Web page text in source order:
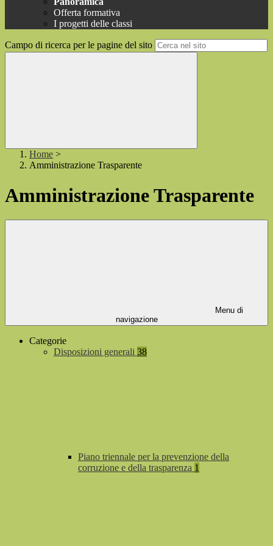
Offerta formativa
I progetti delle classi
Campo di ricerca per le pagine del sito
Home >
Amministrazione Trasparente
Amministrazione Trasparente
Menu di
navigazione
Categorie
Disposizioni generali 38
Piano triennale per la prevenzione della
corruzione e della trasparenza 1